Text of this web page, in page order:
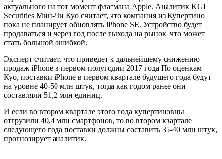
актуального на тот момент флагмана Apple. Аналитик KGI
Securities Мин-Чи Куо считает, что компания из Купертино
пока не планирует обновлять iPhone SE. Устройство будет
продаваться и через год после выхода на рынок, что может
стать большой ошибкой.
Эксперт считает, что приведет к дальнейшему снижению
продаж iPhone в первом полугодии 2017 года По оценкам
Куо, поставки iPhone в первом квартале будущего года будут
на уровне 40-50 млн штук, тогда как годом ранее они
составляли 51,2 млн единиц.
И если во втором квартале этого года купертиновцы
отгрузили 40,4 млн смартфонов, то во втором квартале
следующего года поставки должны составить 35-40 млн штук,
прогнозирует аналитик.